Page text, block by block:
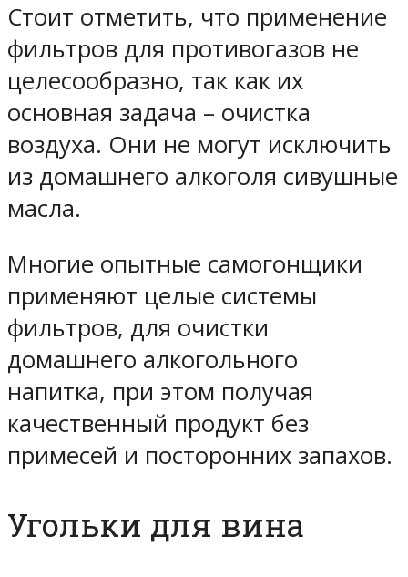
Стоит отметить, что применение
фильтров для противогазов не
целесообразно, так как их
основная задача – очистка
воздуха. Они не могут исключить
из домашнего алкоголя сивушные
масла.
Многие опытные самогонщики
применяют целые системы
фильтров, для очистки
домашнего алкогольного
напитка, при этом получая
качественный продукт без
примесей и посторонних запахов.
Угольки для вина